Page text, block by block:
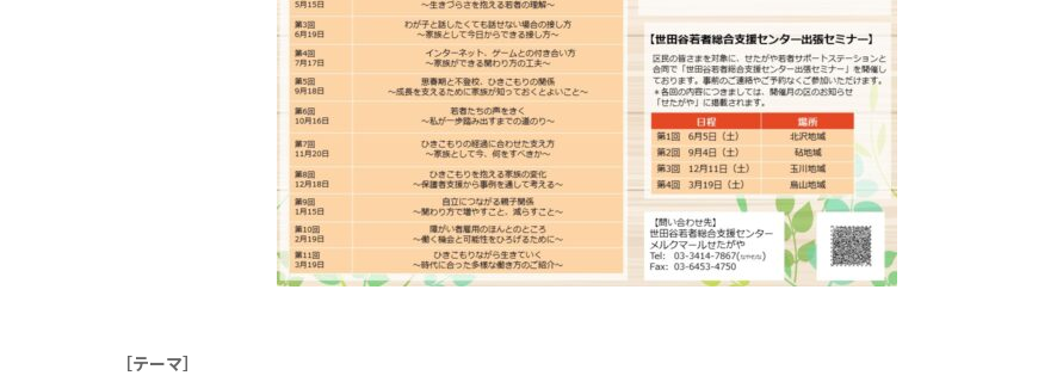
［テーマ］